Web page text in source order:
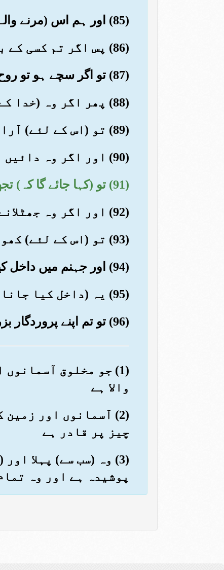
(85) اور ہم اس (مرنے والے) سے تم سے بھی زیادہ نزدیک ہوتے ہیں لیکن تم کو نظر نہیں آتے
(86) پس اگر تم کسی کے بس میں نہیں ہو
(87) تو اگر سچے ہو تو روح کو پھیر کیوں نہیں لیتے؟
(88) پھر اگر وہ (خدا کے) مقربوں میں سے ہے
(89) تو (اس کے لئے) آرام اور خوشبودار پھول اور نعمت کے باغ ہیں
(90) اور اگر وہ دائیں ہاتھ والوں میں سے ہے
(91) تو (کہا جائے گا کہ) تجھ پر داہنے ہاتھ والوں کی طرف سے سلام
(92) اور اگر وہ جھٹلانے والے گمراہوں میں سے ہے
(93) تو (اس کے لئے) کھولتے پانی کی ضیافت ہے
(94) اور جہنم میں داخل کیا جانا
(95) یہ (داخل کیا جانا یقیناً صحیح یعنی) حق الیقین ہے
(96) تو تم اپنے پروردگار بزرگ کے نام کی تسبیح کرتے رہو
(1) جو مخلوق
والا ہے
(2) آسمانوں اور
چیز پر قادر ہے
(3) وہ (سب سے) پہلا
پوشیدہ ہے اور وہ